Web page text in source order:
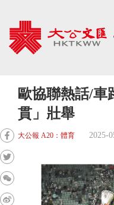
歐協聯熱話/車
貫」壯舉
大公報 A20：體育 2025-